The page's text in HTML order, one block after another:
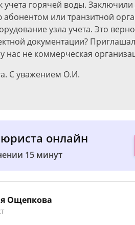
учета горячей воды.
абонентом или транзитной
узла учета. Это
документации?
нас не коммерческая
С уважением О.И.
онлайн
15 минут
Ощепкова